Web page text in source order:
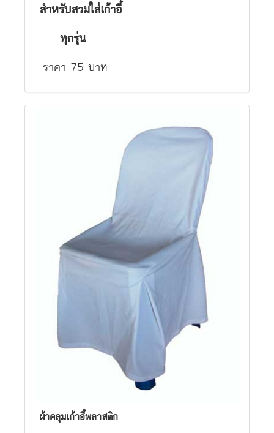
สำหรับสวมใส่เก้าอี้
ทุกรุ่น
ราคา 75 บาท
ผ้าคลุมเก้าอี้พลาสติก